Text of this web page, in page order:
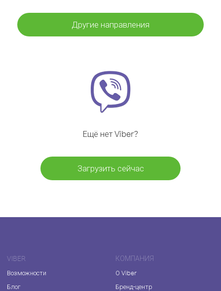
Другие направления
Ещё нет Viber?
Загрузить сейчас
VIBER
Возможности
Блог
КОМПАНИЯ
О Viber
Бренд-центр